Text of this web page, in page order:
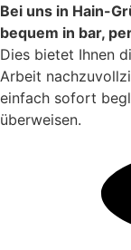
Bei uns in Hain-
bequem in bar,
Dies bietet Ihnen
Arbeit
einfach sofort
überweisen.